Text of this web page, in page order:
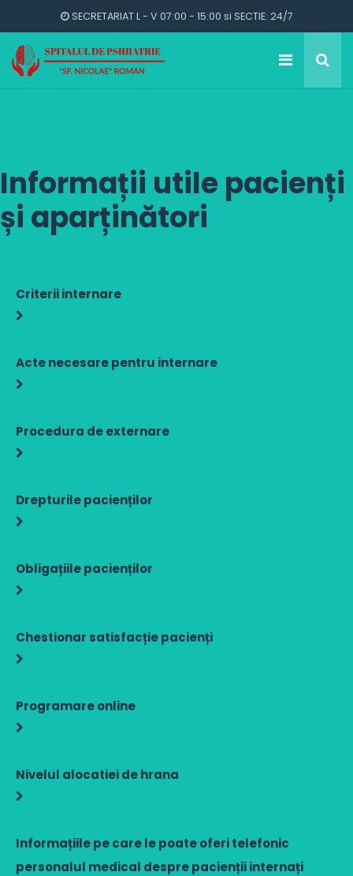
SECRETARIAT L - V 07:00 - 15:00 si SECTIE: 24/7
Informații utile pacienți
și aparținători
Criterii internare
Acte necesare pentru internare
Procedura de externare
Drepturile pacienților
Obligațiile pacienților
Chestionar satisfacție pacienți
Programare online
Nivelul alocatiei de hrana
Informațiile pe care le poate oferi telefonic
personalul medical despre pacienții internați